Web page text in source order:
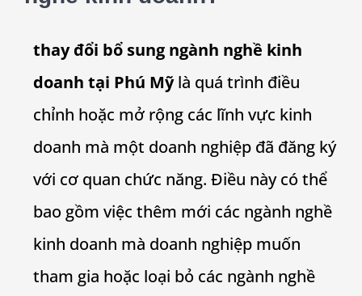
thay đổi bổ sung ngành nghề kinh
doanh tại Phú Mỹlà quá trình điều
chỉnh hoặc mở rộng các lĩnh vực kinh
doanh mà một doanh nghiệp đã đăng ký
với cơ quan chức năng. Điều này có thể
bao gồm việc thêm mới các ngành nghề
kinh doanh mà doanh nghiệp muốn
tham gia hoặc loại bỏ các ngành nghề